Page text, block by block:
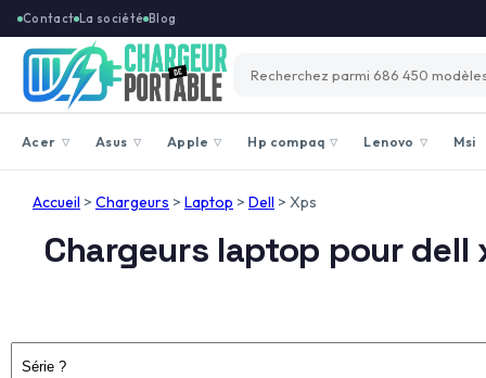
Contact La société Blog
Acer ▽ Asus ▽ Apple ▽ Hp compaq ▽ Lenovo ▽ Msi
Accueil > Chargeurs > Laptop > Dell > Xps
Chargeurs laptop pour dell